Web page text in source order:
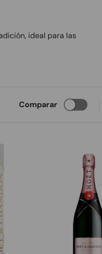
ideal para las
Comparar